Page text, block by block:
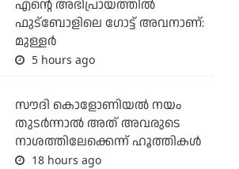
എന്റെ അഭിപ്രായത്തില്‍
ഫുട്‌ബോളിലെ ഗോട്ട് അവനാണ്:
മുള്ളര്‍
5 hours ago
സൗദി കൊളോണിയല്‍ നയം
തുടര്‍ന്നാല്‍ അത് അവരുടെ
നാശത്തിലേക്കെന്ന് ഹൂത്തികള്‍
18 hours ago